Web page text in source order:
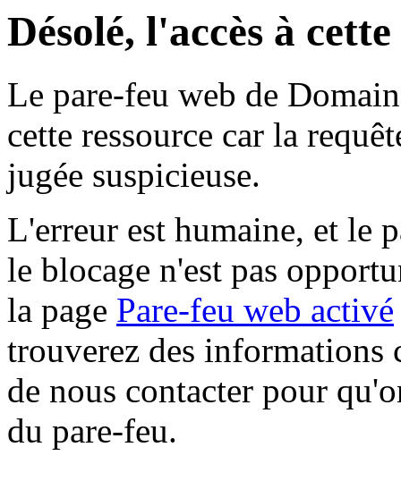
Désolé, l'accès à
Le pare-feu web de
cette ressource car la
jugée suspicieuse.
L'erreur est humaine, et le
le blocage n'est pas
la page Pare-feu web activé
trouverez des informations
de nous contacter pour
du pare-feu.